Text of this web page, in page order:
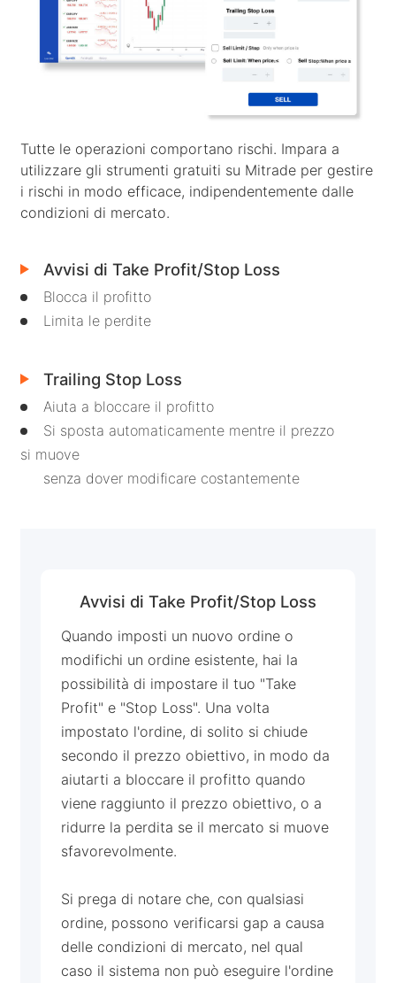
Sentimento
Centro media
Affiliates
Centro assistenza
Bahasa Indonesia
한국어
ไทย
العربية
简体中文
Português (Brasil)
Deutsch
Tutte le operazioni comportano rischi. Impara a
utilizzare gli strumenti gratuiti su Mitrade per gestire
i rischi in modo efficace, indipendentemente dalle
condizioni di mercato.
Avvisi di Take Profit/Stop Loss
Blocca il profitto
Limita le perdite
Trailing Stop Loss
Aiuta a bloccare il profitto
Si sposta automaticamente mentre il prezzo
si muove
senza dover modificare costantemente
Avvisi di Take Profit/Stop Loss
Quando imposti un nuovo ordine o
modifichi un ordine esistente, hai la
possibilità di impostare il tuo "Take
Profit" e "Stop Loss". Una volta
impostato l'ordine, di solito si chiude
secondo il prezzo obiettivo, in modo da
aiutarti a bloccare il profitto quando
viene raggiunto il prezzo obiettivo, o a
ridurre la perdita se il mercato si muove
sfavorevolmente.
Si prega di notare che, con qualsiasi
ordine, possono verificarsi gap a causa
delle condizioni di mercato, nel qual
caso il sistema non può eseguire l'ordine